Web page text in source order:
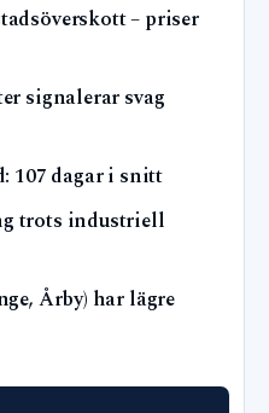
– priser
signalerar svag
107 dagar i snitt
trots industriell
Årby) har lägre